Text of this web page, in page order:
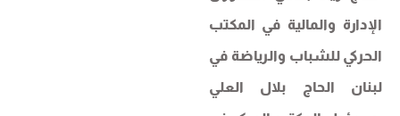
الإدارة والمالية في المكتب
الحركي للشباب والرياضة في
لبنان الحاج بلال العلي